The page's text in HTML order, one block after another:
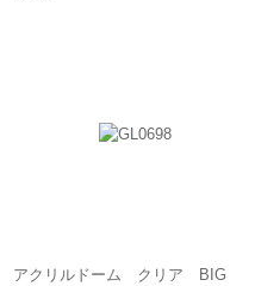
アクリルドーム クリア BIG